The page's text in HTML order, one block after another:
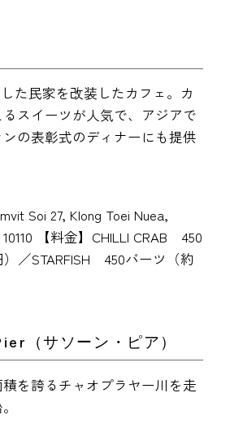
た民家を改装したカフェ。カ
スイーツが人気で、アジアで
の表彰式のディナーにも提供
Soi 27, Klong Toei Nuea,
【料金】CHILLI CRAB 450
）／STARFISH 450バーツ（約
（サソーン・ピア）
を誇るチャオプラヤー川を走